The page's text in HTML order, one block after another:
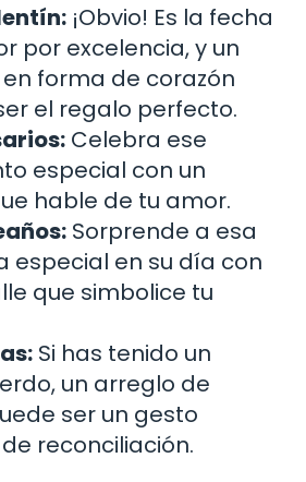
¡Obvio! Es la fecha
por excelencia, y un
forma de corazón
el regalo perfecto.
Celebra ese
especial con un
hable de tu amor.
Sorprende a esa
especial en su día con
que simbolice tu
Si has tenido un
un arreglo de
ser un gesto
reconciliación.